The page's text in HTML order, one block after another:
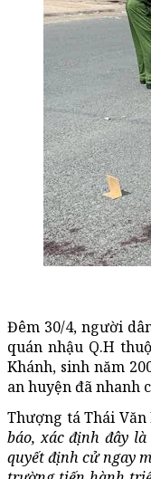
Đêm 30/4, người
quán nhậu Q.H
Khánh, sinh năm
an huyện đã nhanh
Thượng tá Thái Văn
báo, xác định đây
quyết định cử ngay